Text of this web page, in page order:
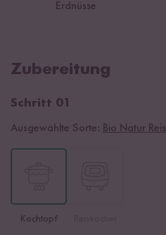
Erdnüsse
Zubereitung
Schritt 01
Ausgewählte Sorte: Bio Natur Reis
Kochtopf